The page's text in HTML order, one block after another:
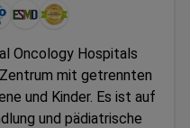
Oncology Hospitals
mit getrennten
und Kinder. Es ist auf
und pädiatrische